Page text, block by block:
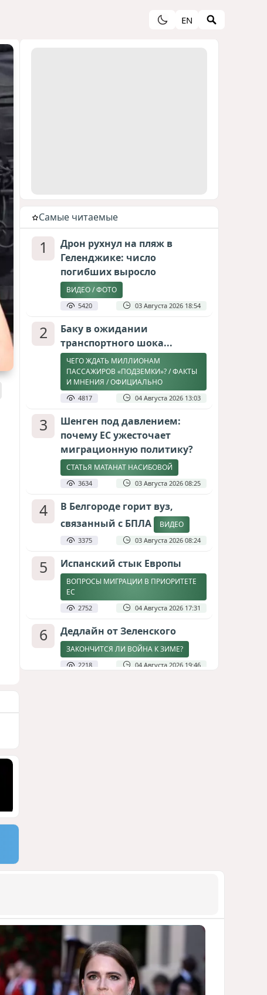
EN
Cамые читаемые
1
Дрон рухнул на пляж в
Геленджике: число
погибших выросло
ВИДЕО / ФОТО
5420 03 Августа 2026 18:54
2
Баку в ожидании
транспортного шока...
ЧЕГО ЖДАТЬ МИЛЛИОНАМ
ПАССАЖИРОВ «ПОДЗЕМКИ»? / ФАКТЫ
И МНЕНИЯ / ОФИЦИАЛЬНО
4817 04 Августа 2026 13:03
3
Шенген под давлением:
почему ЕС ужесточает
миграционную политику?
СТАТЬЯ МАТАНАТ НАСИБОВОЙ
3634 03 Августа 2026 08:25
4
В Белгороде горит вуз,
связанный с БПЛА
ВИДЕО
3375 03 Августа 2026 08:24
5 Испанский стык Европы
ВОПРОСЫ МИГРАЦИИ В ПРИОРИТЕТЕ
ЕС
2752 04 Августа 2026 17:31
6 Дедлайн от Зеленского
ЗАКОНЧИТСЯ ЛИ ВОЙНА К ЗИМЕ?
2218 04 Августа 2026 19:46
Атлантический щит: Дания
ставит на Фареры в
большой игре за Арктику